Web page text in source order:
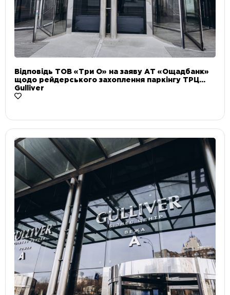
Відповідь ТОВ «Три О» на заяву АТ «Ощадбанк»
щодо рейдерського захоплення паркінгу ТРЦ
Gulliver